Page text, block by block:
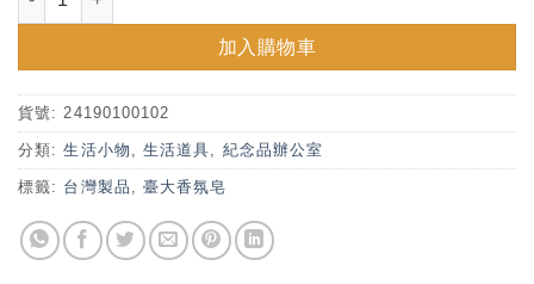
加入購物車
貨號:24190100102
分類:生活小物 ,生活道具, 紀念品辦公室
標籤: 台灣製品 ,臺大香氛皂